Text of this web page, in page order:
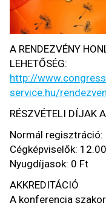
A RENDEZVÉNY
LEHETŐSÉG:
http://
service.hu/
RÉSZVÉTELI DÍJAK
Normál regisztráció:
Cégképviselők:
Nyugdíjasok: 0 Ft
AKKREDITÁCIÓ
A konferencia